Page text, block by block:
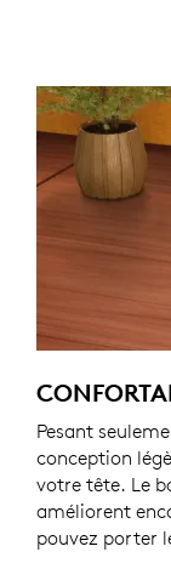
Pesant
conception
votre tête. Le
améliorent
pouvez porter